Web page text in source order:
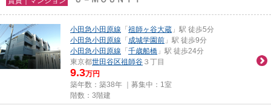
小田急小田原線 「祖師ヶ谷大蔵 」駅 徒歩5分
小田急小田原線 「成城学園前 」駅 徒歩9分
小田急小田原線 「千歳船橋 」駅 徒歩24分
東京都世田谷区祖師谷 ３丁目
9.3万円
築年数：築38年 ｜募集中： 1室
階数：3階建